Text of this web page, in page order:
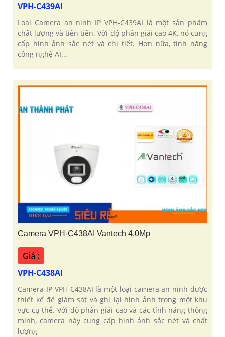
VPH-C439AI
Loại Camera an ninh IP VPH-C439AI là một sản phẩm
chất lượng và tiên tiến. Với độ phân giải cao 4K, nó cung
cấp hình ảnh sắc nét và chi tiết. Hơn nữa, tính năng
công nghệ AI...
Camera VPH-C438AI Vantech 4.0Mp
Giá :
VPH-C438AI
Camera IP VPH-C438AI là một loại camera an ninh được
thiết kế để giám sát và ghi lại hình ảnh trong một khu
vực cụ thể. Với độ phân giải cao và các tính năng thông
minh, camera này cung cấp hình ảnh sắc nét và chất
lượng